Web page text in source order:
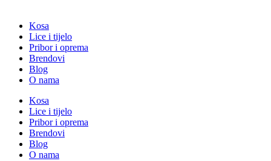
Kosa
Lice i tijelo
Pribor i oprema
Brendovi
Blog
O nama
Kosa
Lice i tijelo
Pribor i oprema
Brendovi
Blog
O nama